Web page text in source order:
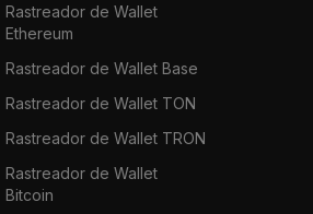
Rastreador de Wallet
Ethereum
Rastreador de Wallet Base
Rastreador de Wallet TON
Rastreador de Wallet TRON
Rastreador de Wallet
Bitcoin